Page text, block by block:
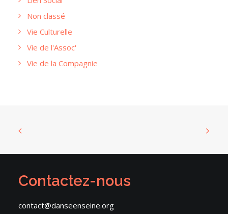
Non classé
Vie Culturelle
Vie de l'Assoc'
Vie de la Compagnie
Contactez-nous
contact@danseenseine.org